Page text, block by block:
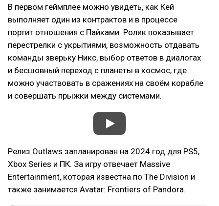
В первом геймплее можно увидеть, как Кей
выполняет один из контрактов и в процессе
портит отношения с Пайками. Ролик показывает
перестрелки с укрытиями, возможность отдавать
команды зверьку Никс, выбор ответов в диалогах
и бесшовный переход с планеты в космос, где
можно участвовать в сражениях на своём корабле
и совершать прыжки между системами.
Релиз Outlaws запланирован на 2024 год для PS5,
Xbox Series и ПК. За игру отвечает Massive
Entertainment, которая известна по The Division и
также занимается Avatar: Frontiers of Pandora.